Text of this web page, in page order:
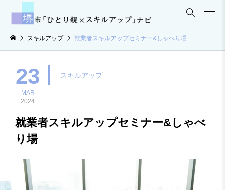

スキルアップ 就業者スキルアップセミナー&しゃべり場
23
MAR
2024
スキルアップ
就業者スキルアップセミナー&しゃべ
り場